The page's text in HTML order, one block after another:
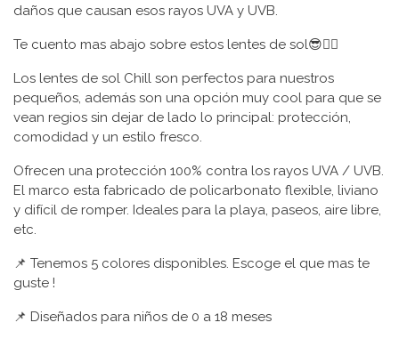
daños que causan esos rayos UVA y UVB.
Te cuento mas abajo sobre estos lentes de sol😎👇🏼
Los lentes de sol Chill son perfectos para nuestros
pequeños, además son una opción muy cool para que se
vean regios sin dejar de lado lo principal: protección,
comodidad y un estilo fresco.
Ofrecen una protección 100% contra los rayos UVA / UVB.
El marco esta fabricado de policarbonato flexible, liviano
y difícil de romper. Ideales para la playa, paseos, aire libre,
etc.
📌 Tenemos 5 colores disponibles. Escoge el que mas te
guste !
📌 Diseñados para niños de 0 a 18 meses